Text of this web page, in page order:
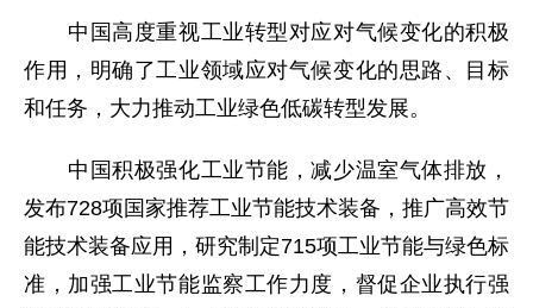
中国高度重视工业转型对应对气候变化的积极
作用，明确了工业领域应对气候变化的思路、目标
和任务，大力推动工业绿色低碳转型发展。
中国积极强化工业节能，减少温室气体排放，
发布728项国家推荐工业节能技术装备，推广高效节
能技术装备应用，研究制定715项工业节能与绿色标
准，加强工业节能监察工作力度，督促企业执行强